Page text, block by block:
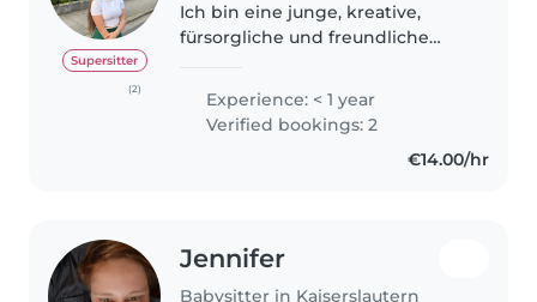
Supersitter
(2)
Ich bin eine junge, kreative,
fürsorgliche und freundliche
Kindern arbeitet. Ich habe
Erfahrung mit Kindern im Alter
von 2 bis 14 Jahren und bin
Experience: < 1 year
Verified bookings: 2
€14.00/hr
Jennifer
Babysitter in Kaiserslautern